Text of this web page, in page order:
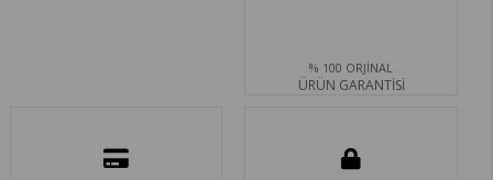
% 100 ORJİNAL
ÜRÜN GARANTİSİ